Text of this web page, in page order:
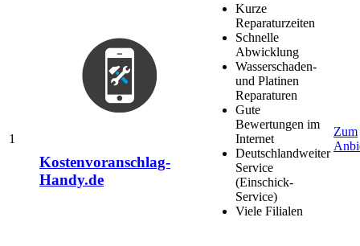
1
Kostenvoranschlag-
Handy.de
Kurze
Reparaturzeiten
Schnelle
Abwicklung
Wasserschaden-
und Platinen
Reparaturen
Gute
Bewertungen im
Internet
Deutschlandweiter
Service
(Einschick-
Service)
Viele Filialen
Zum